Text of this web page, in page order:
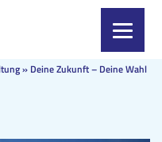
» Deine Zukunft – Deine Wahl